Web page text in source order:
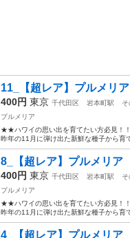
11_【超レア】プルメリ
400円 東京 千代田区 岩本町駅
プルメリア
★★ハワイの思い出を育てたい方必見！
昨年の11月に弾け出た新鮮な種子から育
8_【超レア】プルメリ
400円 東京 千代田区 岩本町駅
プルメリア
★★ハワイの思い出を育てたい方必見！
昨年の11月に弾け出た新鮮な種子から育
4_【超レア】プルメリ